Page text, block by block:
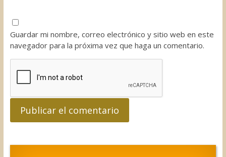
Guardar mi nombre, correo electrónico y sitio web en este
navegador para la próxima vez que haga un comentario.